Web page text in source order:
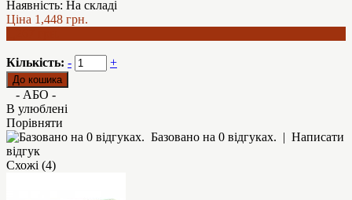
Наявність: На складі
Ціна 1,448 грн.
Кількість: - +
- АБО -
В улюблені
Порівняти
Базовано на 0 відгуках. | Написати
відгук
Схожі (4)